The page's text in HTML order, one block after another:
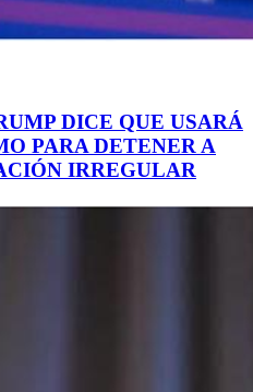
DICE QUE USARÁ
PARA DETENER A
IRREGULAR